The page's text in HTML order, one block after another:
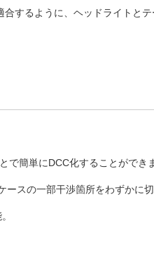
するように、ヘッドライトと
簡単にDCC化することができ
スの一部干渉箇所をわずかに切